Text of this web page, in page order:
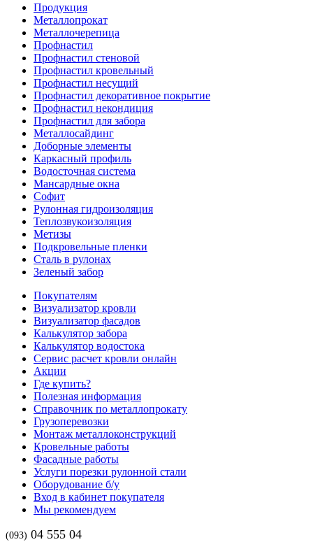
Продукция
Металлопрокат
Металлочерепица
Профнастил
Профнастил стеновой
Профнастил кровельный
Профнастил несущий
Профнастил декоративное покрытие
Профнастил некондиция
Профнастил для забора
Металлосайдинг
Доборные элементы
Каркасный профиль
Водосточная система
Мансардные окна
Софит
Рулонная гидроизоляция
Теплозвукоизоляция
Метизы
Подкровельные пленки
Сталь в рулонах
Зеленый забор
Покупателям
Визуализатор кровли
Визуализатор фасадов
Калькулятор забора
Калькулятор водостока
Сервис расчет кровли онлайн
Акции
Где купить?
Полезная информация
Справочник по металлопрокату
Грузоперевозки
Монтаж металлоконструкций
Кровельные работы
Фасадные работы
Услуги порезки рулонной стали
Оборудование б/у
Вход в кабинет покупателя
Мы рекомендуем
(093) 04 555 04